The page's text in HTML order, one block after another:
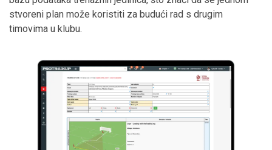
stvoreni plan može koristiti za budući rad s drugim
timovima u klubu.